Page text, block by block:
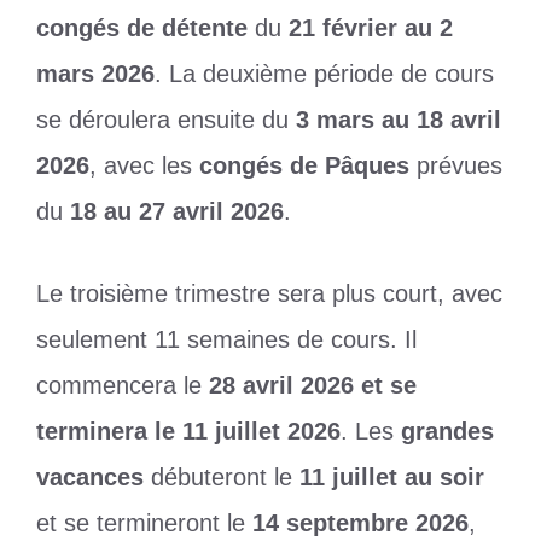
congés de détente du 21 février au 2
mars 2026. La deuxième période de cours
se déroulera ensuite du 3 mars au 18 avril
2026, avec les congés de Pâques prévues
du 18 au 27 avril 2026.
Le troisième trimestre sera plus court, avec
seulement 11 semaines de cours. Il
commencera le 28 avril 2026 et se
terminera le 11 juillet 2026. Les grandes
vacances débuteront le 11 juillet au soir
et se termineront le 14 septembre 2026,